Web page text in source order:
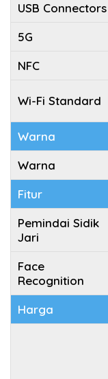
USB Connectors
5G
NFC
Wi-Fi Standard
Warna
Warna
Fitur
Pemindai Sidik
Jari
Face
Recognition
Harga